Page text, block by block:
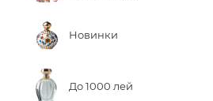
Новинки
До 1000 лей